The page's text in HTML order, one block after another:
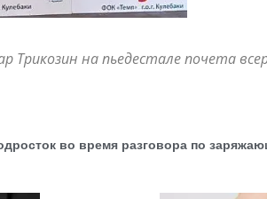
на пьедестале почета